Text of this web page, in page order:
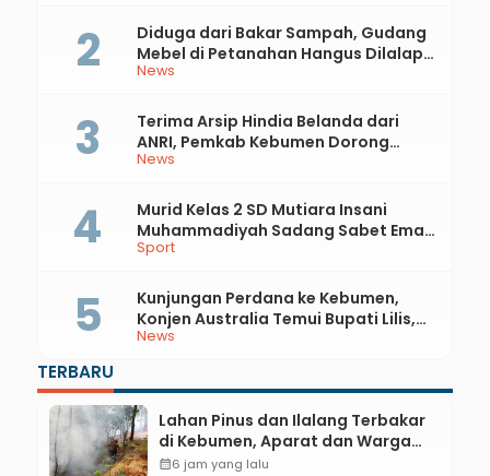
News
Diduga dari Bakar Sampah, Gudang
Mebel di Petanahan Hangus Dilalap
Api
News
Terima Arsip Hindia Belanda dari
ANRI, Pemkab Kebumen Dorong
Integrasi Sejarah, Geopark, dan
Sport
Murid Kelas 2 SD Mutiara Insani
Muhammadiyah Sadang Sabet Emas
dan Perak di Kejurda Tapak Suci
News
Kunjungan Perdana ke Kebumen,
Konjen Australia Temui Bupati Lilis,
Ini yang Dibahas
TERBARU
Lahan Pinus dan Ilalang Terbakar
di Kebumen, Aparat dan Warga
Padamkan Api Secara Manual
calendar_month6 jam yang lalu